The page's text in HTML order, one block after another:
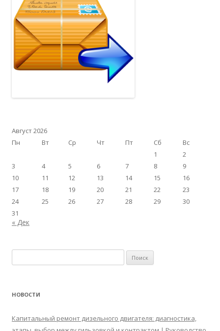
Август 2026
Пн
Вт Ср Чт Пт Сб
Вс
1
2
3
4 5 6 7 8
9
10
11 12 13 14 15
16
17
18 19 20 21 22
23
24
25 26 27 28 29
30
31
« Дек
НОВОСТИ
Капитальный ремонт дизельного двигателя: диагностика,